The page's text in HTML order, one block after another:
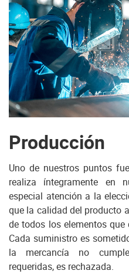
Producción
Uno de nuestros puntos
realiza íntegramente en
especial atención a la
que la calidad del producto
de todos los elementos
Cada suministro es
la mercancía no
requeridas, es rechazada.